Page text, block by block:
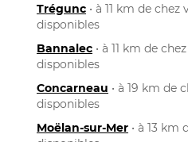
Trégunc • à 11 km de
disponibles
Bannalec • à 11 km de
disponibles
Concarneau • à 19 km de
disponibles
Moëlan-sur-Mer • à 13 km